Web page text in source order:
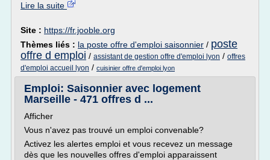
Lire la suite
Site : https://fr.jooble.org
Thèmes liés : la poste offre d'emploi saisonnier / poste
offre d emploi / assistant de gestion offre d'emploi lyon / offres
d'emploi accueil lyon / cuisinier offre d'emploi lyon
Emploi: Saisonnier avec logement
Marseille - 471 offres d ...
Afficher
Vous n'avez pas trouvé un emploi convenable?
Activez les alertes emploi et vous recevez un message
dès que les nouvelles offres d'emploi apparaissent